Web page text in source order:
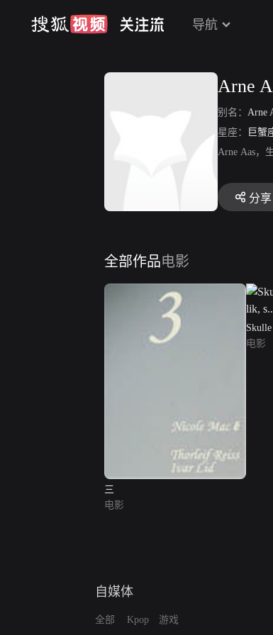
导航
Arne
别名： Arne
星座：
巨蟹
Arne Aas，
分享
全部作品电影
三
电影
电影
自媒体
全部 Kpop 游戏